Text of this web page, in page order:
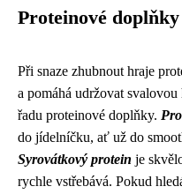
Proteinové doplňky
Při snaze zhubnout hraje
a pomáhá udržovat
řadu proteinové doplňky.
do jídelníčku, ať už do
Syrovátkový protein je
rychle vstřebává. Pokud